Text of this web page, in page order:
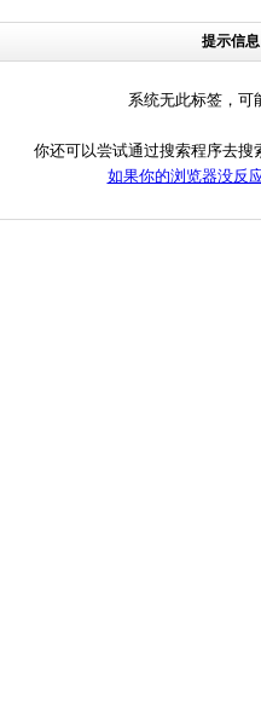
提示信息
系统无此标签，可
你还可以尝试通过搜索程序去搜
如果你的浏览器没反